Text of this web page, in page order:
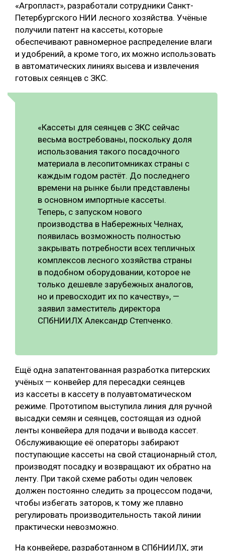
«Агропласт», разработали сотрудники Санкт-
Петербургского НИИ лесного хозяйства. Учёные
получили патент на кассеты, которые
обеспечивают равномерное распределение влаги
и удобрений, а кроме того, их можно использовать
в автоматических линиях высева и извлечения
готовых сеянцев с ЗКС.
«Кассеты для сеянцев с ЗКС сейчас
весьма востребованы, поскольку доля
использования такого посадочного
материала в лесопитомниках страны с
каждым годом растёт. До последнего
времени на рынке были представлены
в основном импортные кассеты.
Теперь, с запуском нового
производства в Набережных Челнах,
появилась возможность полностью
закрывать потребности всех тепличных
комплексов лесного хозяйства страны
в подобном оборудовании, которое не
только дешевле зарубежных аналогов,
но и превосходит их по качеству», —
заявил заместитель директора
СПбНИИЛХ Александр Степченко.
Ещё одна запатентованная разработка питерских
учёных — конвейер для пересадки сеянцев
из кассеты в кассету в полуавтоматическом
режиме. Прототипом выступила линия для ручной
высадки семян и сеянцев, состоящая из одной
ленты конвейера для подачи и вывода кассет.
Обслуживающие её операторы забирают
поступающие кассеты на свой стационарный стол,
производят посадку и возвращают их обратно на
ленту. При такой схеме работы один человек
должен постоянно следить за процессом подачи,
чтобы избегать заторов, к тому же плавно
регулировать производительность такой линии
практически невозможно.
На конвейере, разработанном в СПбНИИЛХ, эти